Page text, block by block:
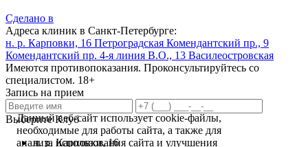
Сделано в
Адреса клиник в Санкт-Петербурге:
н. р. Карповки, 16 Петроградская Комендантский пр., 9
Комендантский пр. 4-я линия В.О., 13 Василеостровская
Имеются противопоказания. Проконсультируйтесь со
специалистом. 18+
Запись на прием
Выберите Клуб
н. р. Карповки, 16
Данный веб-сайт использует cookie-файлы,
необходимые для работы сайта, а также для
анализа использования сайта и улучшения